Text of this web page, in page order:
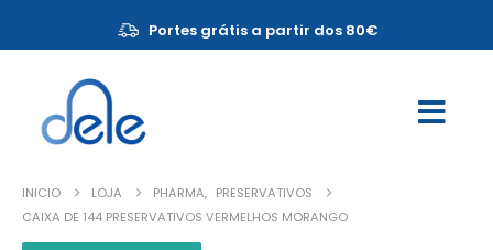
Portes grátis a partir dos 80€
INICIO LOJA PHARMA, PRESERVATIVOS
CAIXA DE 144 PRESERVATIVOS VERMELHOS MORANGO